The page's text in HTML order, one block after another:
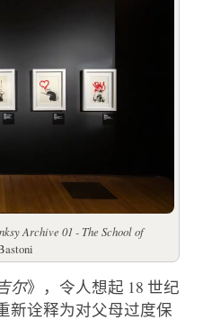
Archive 01 - The School of
尔》，令人想起 18 世纪
新诠释为对父母过度保